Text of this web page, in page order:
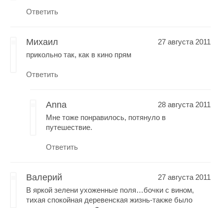
Ответить
Михаил
27 августа 2011
прикольно так, как в кино прям
Ответить
Anna
28 августа 2011
Мне тоже понравилось, потянуло в
путешествие.
Ответить
Валерий
27 августа 2011
В яркой зелени ухоженные поля…бочки с вином,
тихая спокойная деревенская жизнь-также было